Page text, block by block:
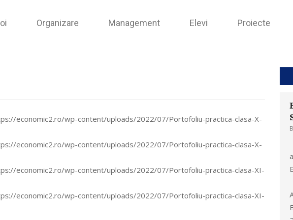
Organizare Management Elevi Proiecte
economic2.ro/wp-content/uploads/2022/07/Portofoliu-practica-clasa-X-
economic2.ro/wp-content/uploads/2022/07/Portofoliu-practica-clasa-X-
economic2.ro/wp-content/uploads/2022/07/Portofoliu-practica-clasa-XI-
economic2.ro/wp-content/uploads/2022/07/Portofoliu-practica-clasa-XI-